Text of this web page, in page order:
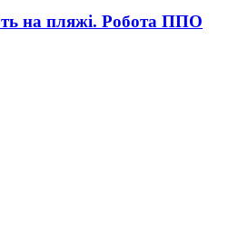
на пляжі. Робота ППО